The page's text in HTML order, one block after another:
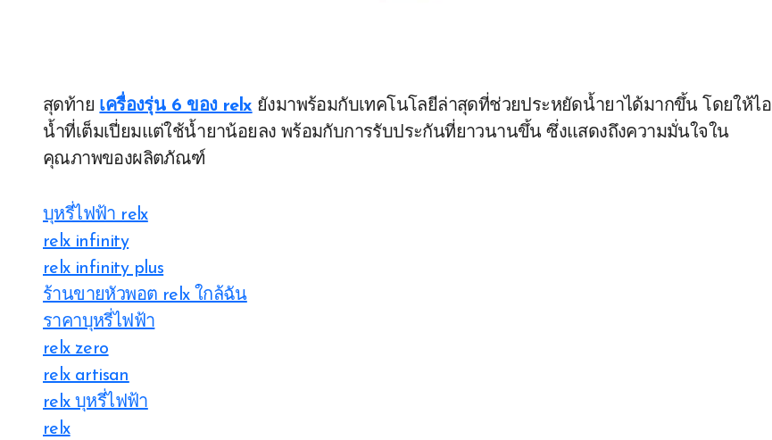
สุดท้าย เครื่องรุ่น 6 ของ relx ยังมาพร้อมกับเทคโนโลยีล่าสุดที่ช่วยประหยัดน้ำยาได้มากขึ้น โดยให้ไอ
น้ำที่เต็มเปี่ยมแต่ใช้น้ำยาน้อยลง พร้อมกับการรับประกันที่ยาวนานขึ้น ซึ่งแสดงถึงความมั่นใจใน
คุณภาพของผลิตภัณฑ์
บุหรี่ไฟฟ้า relx
relx infinity
relx infinity plus
ร้านขายหัวพอต relx ใกล้ฉัน
ราคาบุหรี่ไฟฟ้า
relx zero
relx artisan
relx บุหรี่ไฟฟ้า
relx